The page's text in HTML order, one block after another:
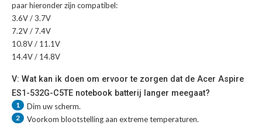
paar hieronder zijn compatibel:
3.6V / 3.7V
7.2V / 7.4V
10.8V / 11.1V
14.4V / 14.8V
V: Wat kan ik doen om ervoor te zorgen dat de Acer Aspire
ES1-532G-C5TE notebook batterij langer meegaat?
1 Dim uw scherm.
2 Voorkom blootstelling aan extreme temperaturen.